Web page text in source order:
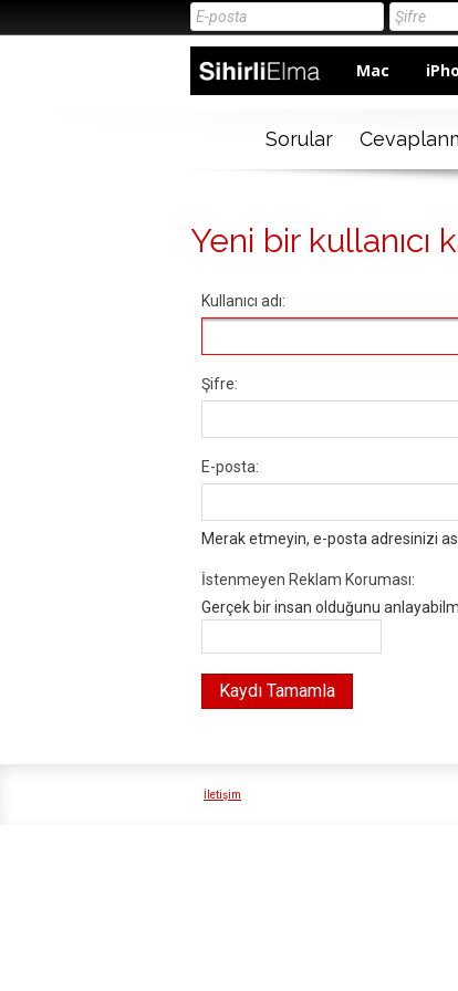
Mac
Sorular
Yeni bir kullanıcı
Kullanıcı adı:
Şifre:
E-posta:
Merak etmeyin, e-posta adresinizi
İstenmeyen Reklam Koruması:
Gerçek bir insan olduğunu
İletişim